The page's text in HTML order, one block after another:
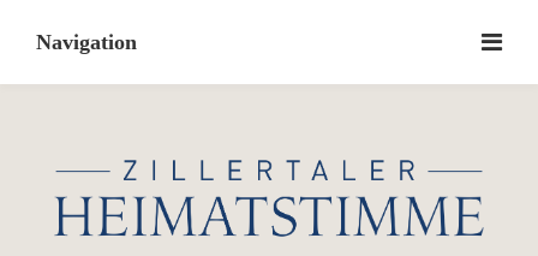
content